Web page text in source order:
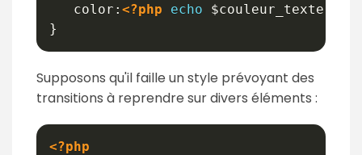
   color:
<?php echo $couleur_texte
}
Supposons qu'il faille un style prévoyant des
transitions à reprendre sur divers éléments :
<?php